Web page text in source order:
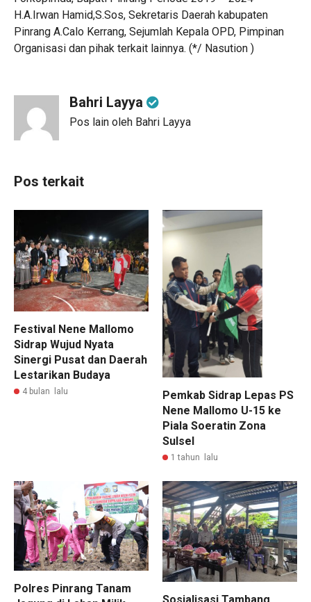
H.A.Irwan Hamid,S.Sos, Sekretaris Daerah kabupaten
Pinrang A.Calo Kerrang, Sejumlah Kepala OPD, Pimpinan
Organisasi dan pihak terkait lainnya. (*/ Nasution )
Bahri Layya
Pos lain oleh Bahri Layya
Pos terkait
Festival Nene Mallomo
Sidrap Wujud Nyata
Sinergi Pusat dan Daerah
Lestarikan Budaya
4 bulan lalu
Pemkab Sidrap Lepas PS
Nene Mallomo U-15 ke
Piala Soeratin Zona
Sulsel
1 tahun lalu
Polres Pinrang Tanam